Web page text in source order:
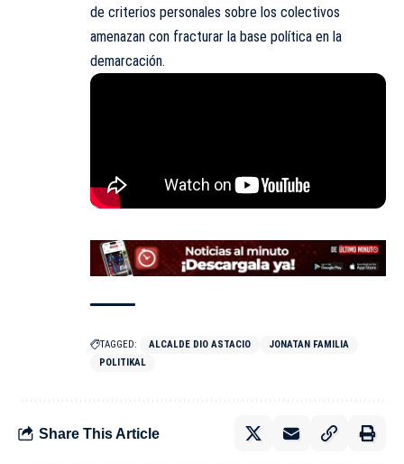
de criterios personales sobre los colectivos
amenazan con fracturar la base política en la
demarcación.
TAGGED: ALCALDE DIO ASTACIO
JONATAN FAMILIA
POLITIKAL
Share This Article